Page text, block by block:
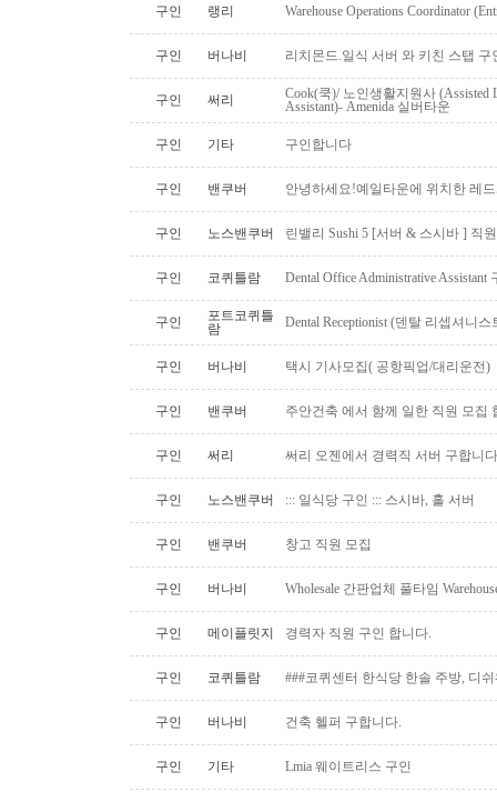
구인 랭리 Warehouse Operations Coordinator
구인 버나비 리치몬드.일식 서버 와 키친 스탭 구
구인 써리
Cook(쿡)/ 노인생활지원사 (Assisted
Assistant)- Amenida 실버타운
구인 기타 구인합니다
구인 밴쿠버 안녕하세요!예일타운에 위치한 레
구인 노스밴쿠버 린밸리 Sushi 5 [서버 & 스시바 ] 직
구인 코퀴틀람 Dental Office Administrative Assistant
구인
포트코퀴틀
람
Dental Receptionist (덴탈 리셉셔니
구인 버나비 택시 기사모집( 공항픽업/대리운전)
구인 밴쿠버 주안건축 에서 함께 일한 직원 모집
구인 써리 써리 오젠에서 경력직 서버 구합니다
구인 노스밴쿠버 ::: 일식당 구인 ::: 스시바, 홀 서버
구인 밴쿠버 창고 직원 모집
구인 버나비 Wholesale 간판업체 풀타임
구인 메이플릿지 경력자 직원 구인 합니다.
구인 코퀴틀람 ###코퀴센터 한식당 한솔 주방, 디
구인 버나비 건축 헬퍼 구합니다.
구인 기타 Lmia 웨이트리스 구인